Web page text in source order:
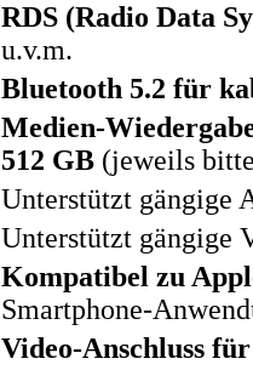
RDS (Radio Data
u.v.m.
Bluetooth 5.2 für
Medien-
512 GB (jeweils
Unterstützt gängige
Unterstützt gängige
Kompatibel zu
Smartphone-
Video-Anschluss